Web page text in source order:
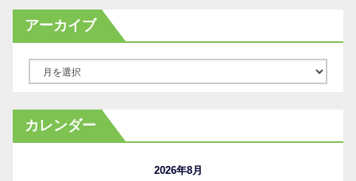
アーカイブ
カ
イ
カレンダー
2026年8月